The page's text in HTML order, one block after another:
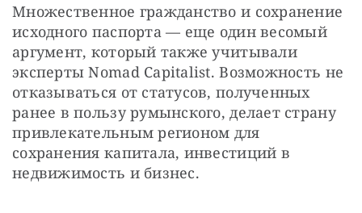
Множественное гражданство и сохранение
исходного паспорта — еще один весомый
аргумент, который также учитывали
эксперты Nomad Capitalist. Возможность не
отказываться от статусов, полученных
ранее в пользу румынского, делает страну
привлекательным регионом для
сохранения капитала, инвестиций в
недвижимость и бизнес.